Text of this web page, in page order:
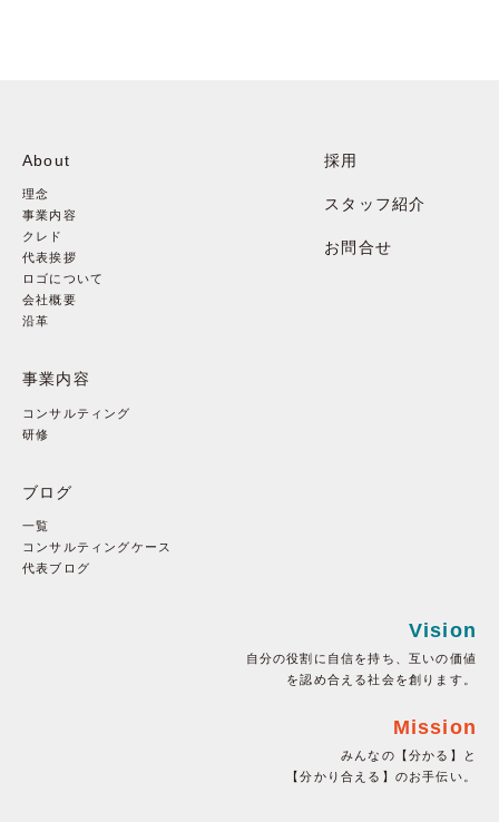
About
理念
事業内容
クレド
代表挨拶
ロゴについて
会社概要
沿革
事業内容
コンサルティング
研修
ブログ
一覧
コンサルティングケース
代表ブログ
採用
スタッフ紹介
お問合せ
Vision
自分の役割に自信を持ち、互いの価値
を認め合える社会を創ります。
Mission
みんなの【分かる】と
【分かり合える】のお手伝い。